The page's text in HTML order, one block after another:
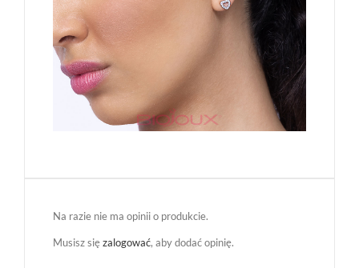
Na razie nie ma opinii o produkcie.
Musisz sięzalogować, aby dodać opinię.